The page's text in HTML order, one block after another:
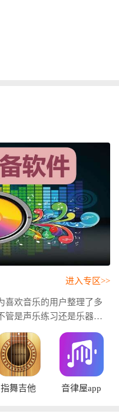
喜欢音乐的用户整理了多
管是声乐练习还是乐器演
求。用户可以通过这些软
户是初学者还是已经有一
适自己的课程和练习工
功能非常丰富，能够提供
种实用功能，让用户们的
进入专区>>
指舞吉他 音律屋app